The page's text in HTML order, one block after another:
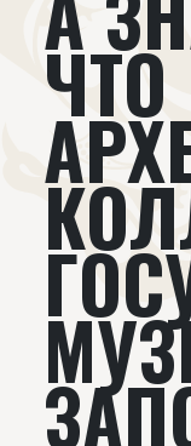
Авторы
Издательство
Проекты
Книги
ЧТО